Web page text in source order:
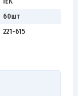
60шт
221-615